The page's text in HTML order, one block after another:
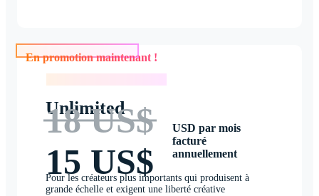
En promotion maintenant !
Unlimited
18 US$
15 US$
USD par mois
facturé
annuellement
Pour les créateurs plus importants qui produisent à
grande échelle et exigent une liberté créative